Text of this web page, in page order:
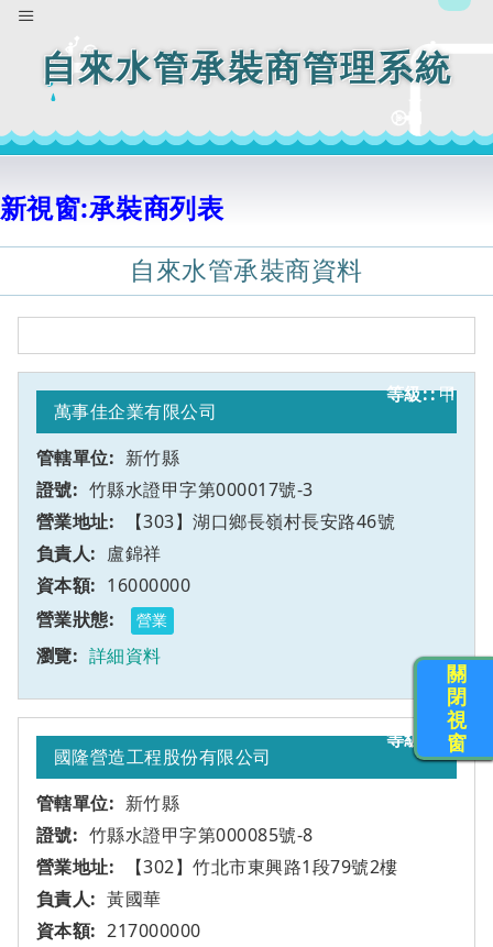
自來水管承裝商管理系統
新視窗:承裝商列表
自來水管承裝商資料
1
萬事佳企業有限公司
新竹縣
竹縣水證甲字第000017號-3
【303】湖口鄉長嶺村長安路46號
甲
盧錦祥
16000000
營業
詳細資料
2
國隆營造工程股份有限公司
新竹縣
竹縣水證甲字第000085號-8
【302】竹北市東興路1段79號2樓
甲
黃國華
217000000
關
閉
視
窗